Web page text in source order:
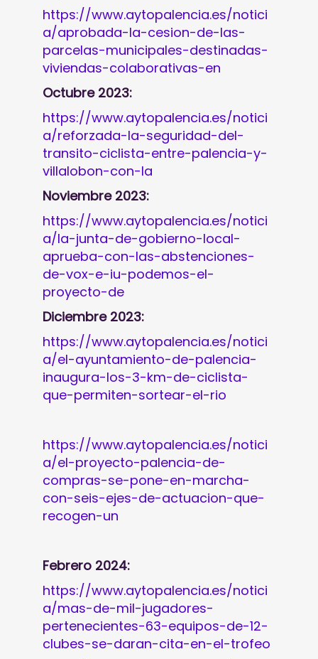
https://www.aytopalencia.es/notici
a/aprobada-la-cesion-de-las-
parcelas-municipales-destinadas-
viviendas-colaborativas-en
Octubre 2023:
https://www.aytopalencia.es/notici
a/reforzada-la-seguridad-del-
transito-ciclista-entre-palencia-y-
villalobon-con-la
Noviembre 2023:
https://www.aytopalencia.es/notici
a/la-junta-de-gobierno-local-
aprueba-con-las-abstenciones-
de-vox-e-iu-podemos-el-
proyecto-de
Diciembre 2023:
https://www.aytopalencia.es/notici
a/el-ayuntamiento-de-palencia-
inaugura-los-3-km-de-ciclista-
que-permiten-sortear-el-rio
https://www.aytopalencia.es/notici
a/el-proyecto-palencia-de-
compras-se-pone-en-marcha-
con-seis-ejes-de-actuacion-que-
recogen-un
Febrero 2024:
https://www.aytopalencia.es/notici
a/mas-de-mil-jugadores-
pertenecientes-63-equipos-de-12-
clubes-se-daran-cita-en-el-trofeo